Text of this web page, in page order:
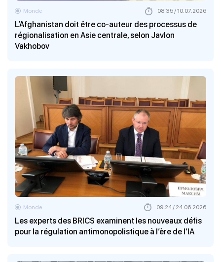
L’Afghanistan doit être co-auteur des processus de
régionalisation en Asie centrale, selon Javlon
Vakhobov
Monde 08:35 / 10.07.2026
Les experts des BRICS examinent les nouveaux défis
pour la régulation antimonopolistique à l’ère de l’IA
Monde 09:24 / 24.06.2026